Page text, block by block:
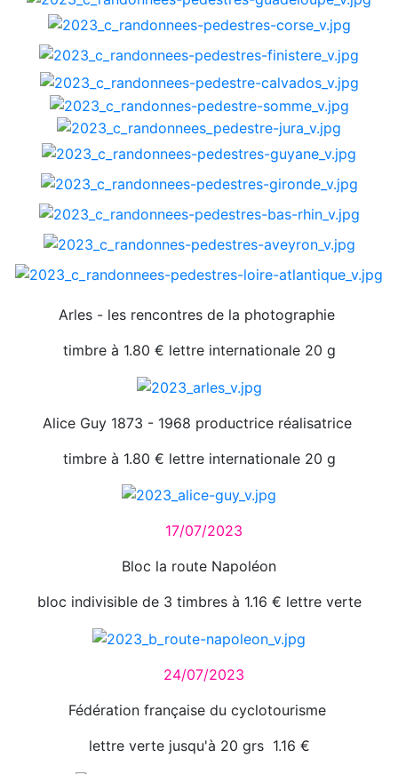
Arles - les rencontres de la photographie
timbre à 1.80 € lettre internationale 20 g
Alice Guy 1873 - 1968 productrice réalisatrice
timbre à 1.80 € lettre internationale 20 g
17/07/2023
Bloc la route Napoléon
bloc indivisible de 3 timbres à 1.16 € lettre verte
24/07/2023
Fédération française du cyclotourisme
lettre verte jusqu'à 20 grs 1.16 €